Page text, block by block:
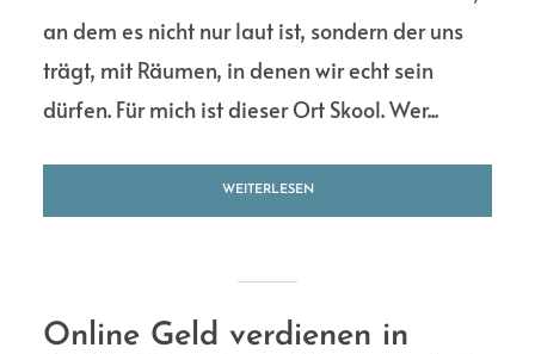
an dem es nicht nur laut ist, sondern der uns
trägt, mit Räumen, in denen wir echt sein
dürfen. Für mich ist dieser Ort Skool. Wer...
WEITERLESEN
Online Geld verdienen in